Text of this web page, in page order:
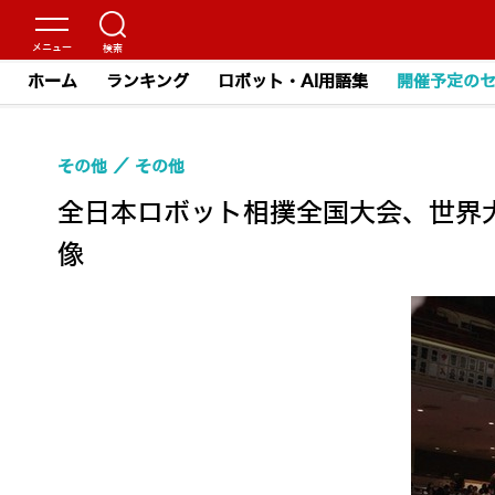
ホーム ランキング ロボット・AI用語集 開催予定の
全日本ロボット相撲全国大会、世
像
その他 その他